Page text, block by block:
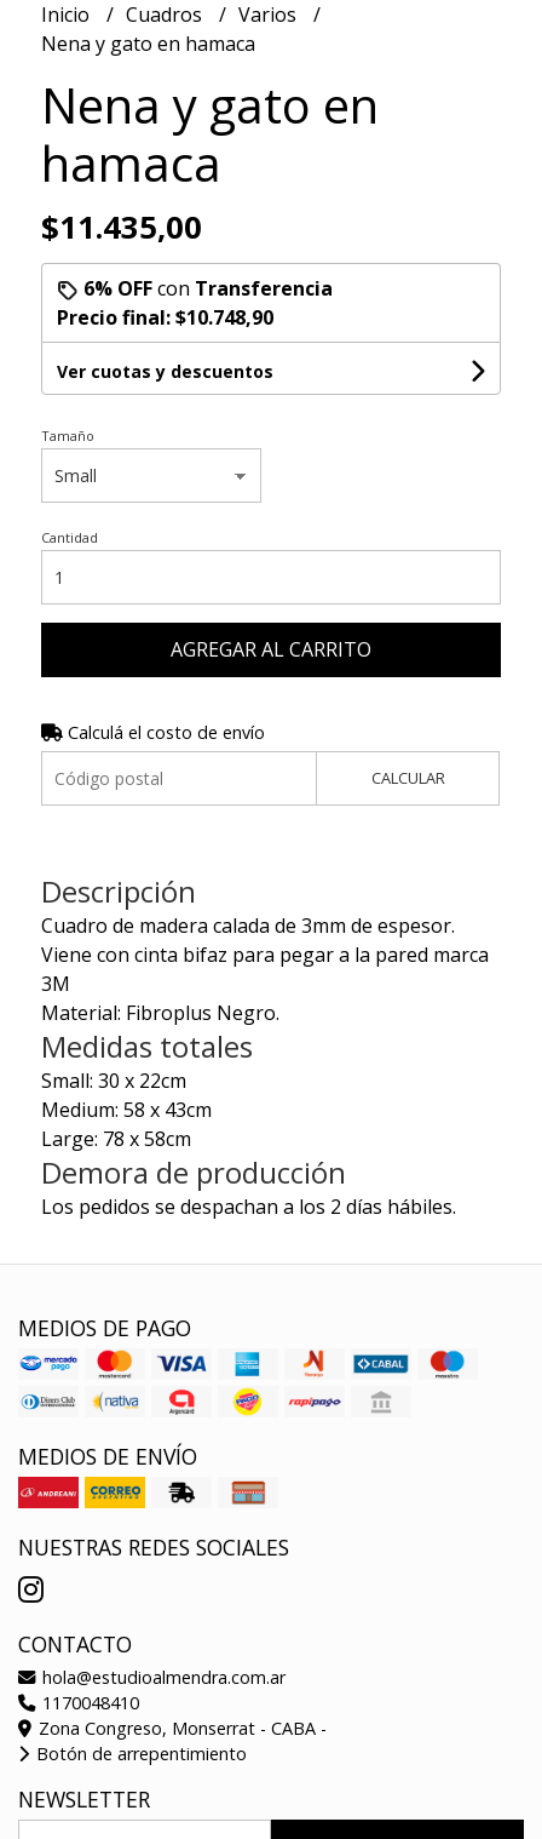
Inicio Cuadros
Varios
Nena y gato en hamaca
Nena y gato en
hamaca
$11.435,00
6% OFFcon Transferencia
Precio final:$10.748,90
Ver cuotas y descuentos
Tamaño
Cantidad
AGREGAR AL CARRITO
Calculá el costo de envío
CALCULAR
Descripción
Cuadro de madera calada de 3mm de espesor.
Viene con cinta bifaz para pegar a la pared marca
3M
Material: Fibroplus Negro.
Medidas totales
Small: 30 x 22cm
Medium: 58 x 43cm
Large: 78 x 58cm
Demora de producción
Los pedidos se despachan a los 2 días hábiles.
MEDIOS DE PAGO
MEDIOS DE ENVÍO
NUESTRAS REDES SOCIALES
CONTACTO
hola@estudioalmendra.com.ar
1170048410
Zona Congreso, Monserrat - CABA -
Botón de arrepentimiento
NEWSLETTER